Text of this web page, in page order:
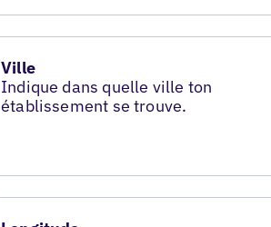
Ville
Indique dans quelle ville ton
établissement se trouve.